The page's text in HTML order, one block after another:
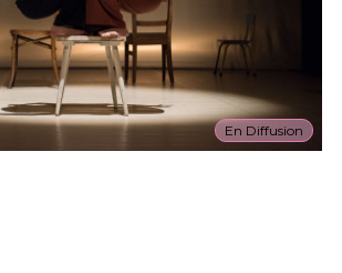
En Diffusion